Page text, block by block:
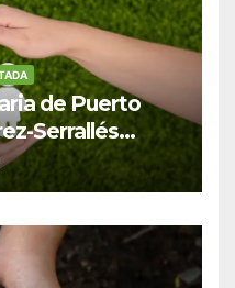
de Puerto
Serrallés
para
albergues